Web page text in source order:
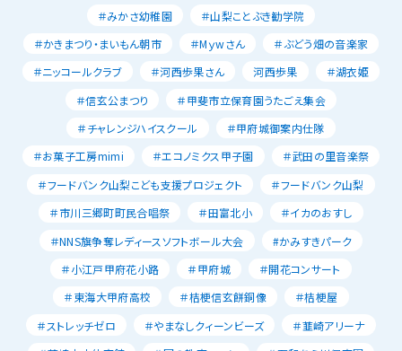
＃みかさ幼稚園
＃山梨ことぶき勧学院
＃かきまつり・まいもん朝市
＃Mｙwさん
＃ぶどう畑の音楽家
＃ニッコールクラブ
＃河西歩果さん 河西歩果
＃湖衣姫
＃信玄公まつり
＃甲斐市立保育園うたごえ集会
＃チャレンジハイスクール
＃甲府城御案内仕隊
＃お菓子工房mimi
＃エコノミクス甲子園
＃武田の里音楽祭
＃フードバンク山梨こども支援プロジェクト
＃フードバンク山梨
＃市川三郷町町民合唱祭
＃田富北小
＃イカのおすし
＃NNS旗争奪レディースソフトボール大会
#かみすきパーク
＃小江戸甲府花小路
＃甲府城
＃開花コンサート
＃東海大甲府高校
＃桔梗信玄餅銅像
＃桔梗屋
＃ストレッチゼロ
＃やまなしクィーンビーズ
＃韮崎アリーナ